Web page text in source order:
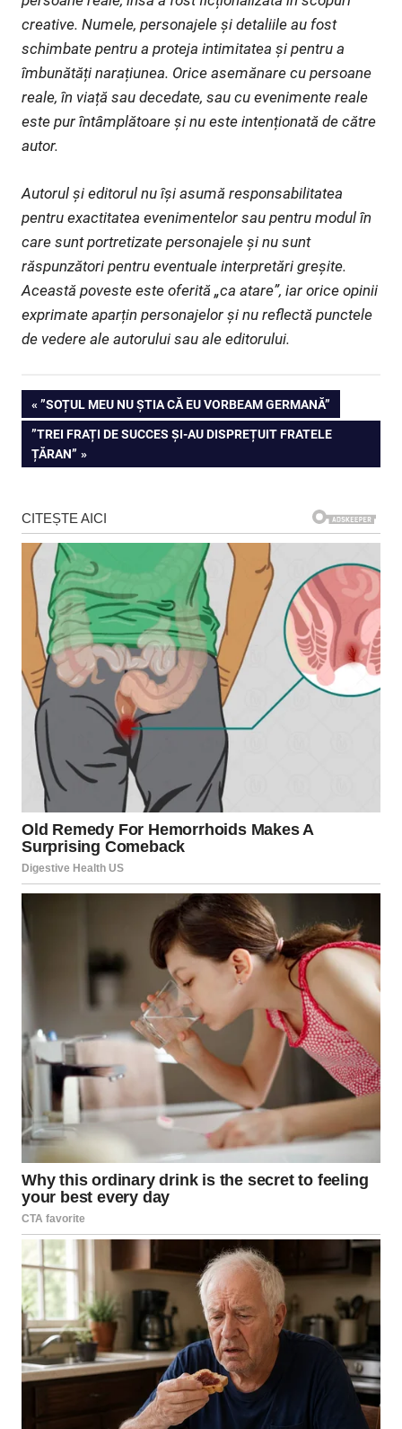
creative. Numele, personajele și detaliile au fost
schimbate pentru a proteja intimitatea și pentru a
îmbunătăți narațiunea. Orice asemănare cu persoane
reale, în viață sau decedate, sau cu evenimente reale
este pur întâmplătoare și nu este intenționată de către
autor.
Autorul și editorul nu își asumă responsabilitatea
pentru exactitatea evenimentelor sau pentru modul în
care sunt portretizate personajele și nu sunt
răspunzători pentru eventuale interpretări greșite.
Această poveste este oferită „ca atare”, iar orice opinii
exprimate aparțin personajelor și nu reflectă punctele
de vedere ale autorului sau ale editorului.
Navigare
în
articole
PREVIOUS
POST:
”SOȚUL MEU NU ȘTIA CĂ EU VORBEAM GERMANĂ”
NEXT
POST:
”TREI FRAȚI DE SUCCES ȘI-AU DISPREȚUIT FRATELE
ȚĂRAN”